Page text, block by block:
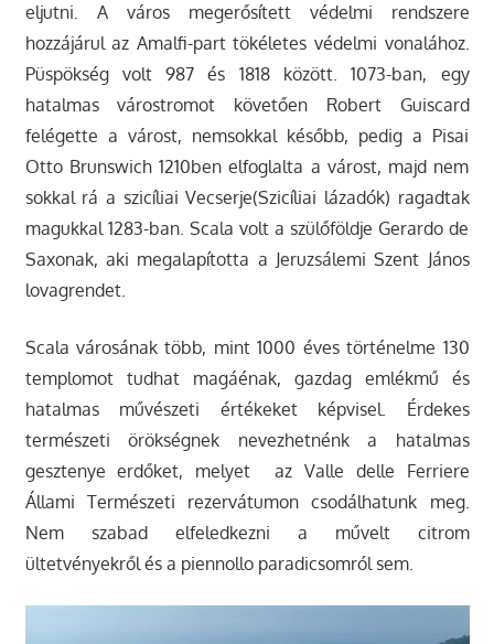
eljutni. A város megerősített védelmi rendszere
hozzájárul az Amalfi-part tökéletes védelmi vonalához.
Püspökség volt 987 és 1818 között. 1073-ban, egy
hatalmas várostromot követően Robert Guiscard
felégette a várost, nemsokkal később, pedig a Pisai
Otto Brunswich 1210ben elfoglalta a várost, majd nem
sokkal rá a szicíliai Vecserje(Szicíliai lázadók) ragadtak
magukkal 1283-ban. Scala volt a szülőföldje Gerardo de
Saxonak, aki megalapította a Jeruzsálemi Szent János
lovagrendet.
Scala városának több, mint 1000 éves történelme 130
templomot tudhat magáénak, gazdag emlékmű és
hatalmas művészeti értékeket képvisel. Érdekes
természeti örökségnek nevezhetnénk a hatalmas
gesztenye erdőket, melyet az Valle delle Ferriere
Állami Természeti rezervátumon csodálhatunk meg.
Nem szabad elfeledkezni a művelt citrom
ültetvényekről és a piennollo paradicsomról sem.